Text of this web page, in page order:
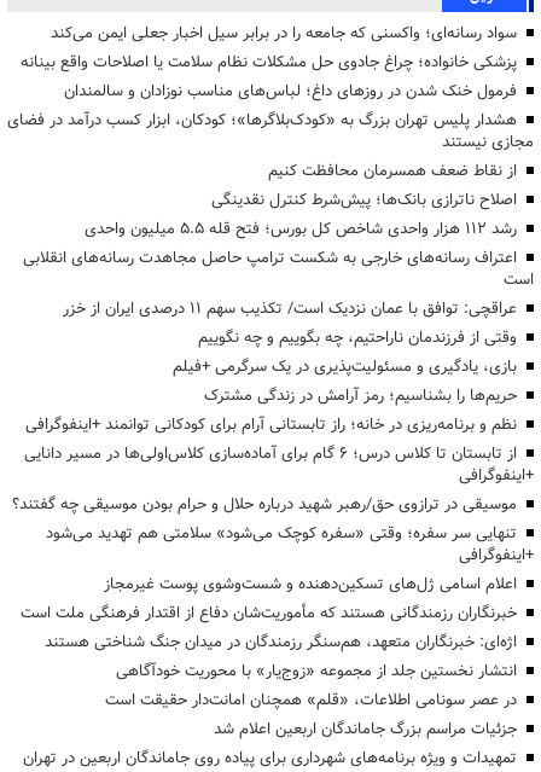
سواد رسانه‌ای؛ واکسنی که جامعه را در برابر سیل اخبار جعلی ایمن می‌کند
پزشکی خانواده؛ چراغ جادوی حل مشکلات نظام سلامت یا اصلاحات واقع بینانه
فرمول خنک شدن در روزهای داغ؛ لباس‌های مناسب نوزادان و سالمندان
هشدار پلیس تهران بزرگ به «کودک‌بلاگرها»؛ کودکان، ابزار کسب درآمد در فضای
مجازی نیستند
از نقاط ضعف همسرمان محافظت کنیم
اصلاح ناترازی بانک‌ها؛ پیش‌شرط کنترل نقدینگی
رشد ۱۱۲ هزار واحدی شاخص کل بورس؛ فتح قله ۵.۵ میلیون واحدی
اعتراف رسانه‌های خارجی به شکست ترامپ حاصل مجاهدت رسانه‌های انقلابی
است
عراقچی: توافق با عمان نزدیک است/ تکذیب سهم ۱۱ درصدی ایران از خزر
وقتی از فرزندمان ناراحتیم، چه بگوییم و چه نگوییم
بازی، یادگیری و مسئولیت‌پذیری در یک سرگرمی +فیلم
حریم‌ها را بشناسیم؛ رمز آرامش در زندگی مشترک
نظم و برنامه‌ریزی در خانه؛ راز تابستانی آرام برای کودکانی توانمند +اینفوگرافی
از تابستان تا کلاس درس؛ ۶ گام برای آماده‌سازی کلاس‌اولی‌ها در مسیر دانایی
+اینفوگرافی
موسیقی در ترازوی حق/رهبر شهید درباره حلال و حرام بودن موسیقی چه گفتند؟
تنهایی سر سفره؛ وقتی «سفره کوچک می‌شود» سلامتی هم تهدید می‌شود
+اینفوگرافی
اعلام اسامی ژل‌های تسکین‌دهنده و شست‌وشوی پوست غیرمجاز
خبرنگاران رزمندگانی هستند که مأموریت‌شان دفاع از اقتدار فرهنگی ملت است
اژه‌ای: خبرنگاران متعهد، هم‌سنگر رزمندگان در میدان جنگ شناختی هستند
انتشار نخستین جلد از مجموعه «زوج‌یار» با محوریت خودآگاهی
در عصر سونامی اطلاعات، «قلم» همچنان امانت‌دار حقیقت است
جزئیات مراسم بزرگ جاماندگان اربعین اعلام شد
تمهیدات و ویژه برنامه‌های شهرداری برای پیاده روی جاماندگان اربعین در تهران